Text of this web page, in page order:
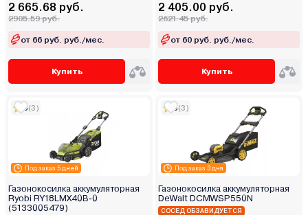
2 665.68 руб.
2905.59 руб.
от 66 руб. руб./мес.
Купить
2 405.00 руб.
2621.45 руб.
от 60 руб. руб./мес.
Купить
Под заказ 5 дней
5(3)
Газонокосилка аккумуляторная
Ryobi RY18LMX40B-0
(5133005479)
Под заказ 3 дня
5(3)
Газонокосилка аккумуляторная
DeWalt DCMWSP550N
СОСЕД ОБЗАВИДУЕТСЯ